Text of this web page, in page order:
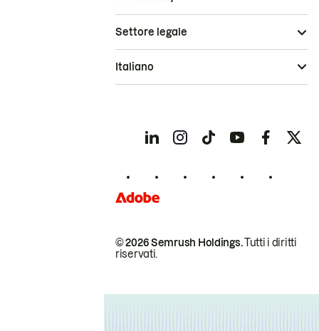
© 2026 Semrush Holdings.Tutti i diritti
riservati.
Settore legale
Italiano